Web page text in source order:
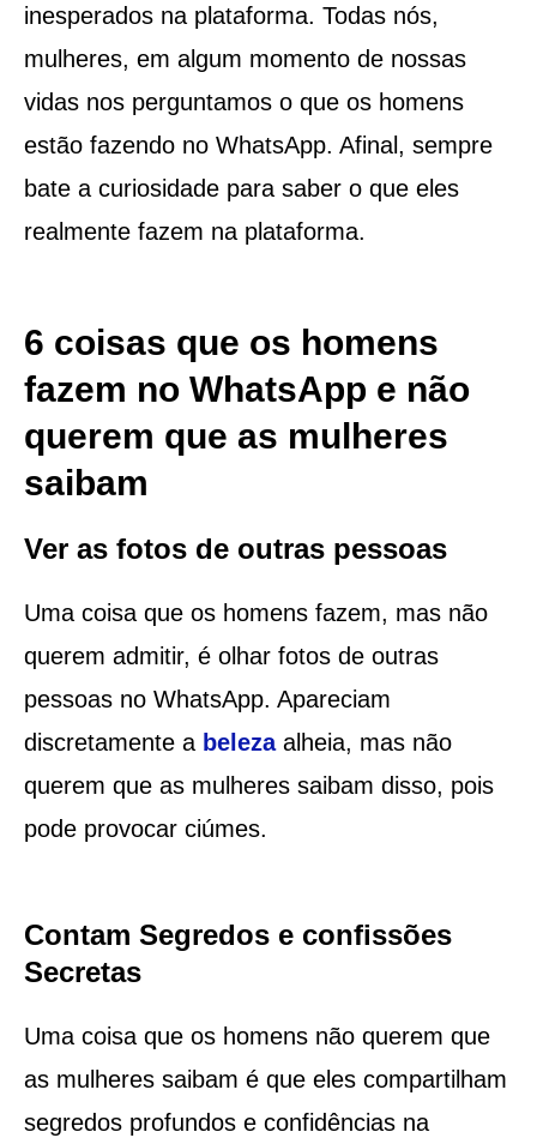
inesperados na plataforma. Todas nós,
mulheres, em algum momento de nossas
vidas nos perguntamos o que os homens
estão fazendo no WhatsApp. Afinal, sempre
bate a curiosidade para saber o que eles
realmente fazem na plataforma.
6 coisas que os homens
fazem no WhatsApp e não
querem que as mulheres
saibam
Ver as fotos de outras pessoas
Uma coisa que os homens fazem, mas não
querem admitir, é olhar fotos de outras
pessoas no WhatsApp. Apareciam
discretamente a belezaalheia, mas não
querem que as mulheres saibam disso, pois
pode provocar ciúmes.
Contam Segredos e confissões
Secretas
Uma coisa que os homens não querem que
as mulheres saibam é que eles compartilham
segredos profundos e confidências na